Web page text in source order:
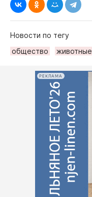
Новости по тегу
общество
животные
РЕКЛАМА